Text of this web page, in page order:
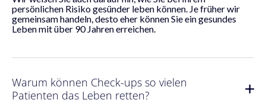
persönlichen Risiko gesünder leben können. Je früher wir
gemeinsam handeln, desto eher können Sie ein gesundes
Leben mit über 90 Jahren erreichen.
Warum können Check-ups so vielen
Patienten das Leben retten?